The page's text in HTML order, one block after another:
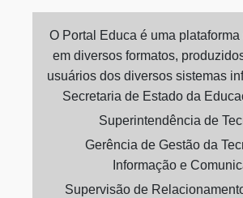
O Portal Educa é uma
em diversos formatos,
usuários dos diversos sistemas
Secretaria de Estado da
Superintendência de
Gerência de Gestão da
Informação e
Supervisão de